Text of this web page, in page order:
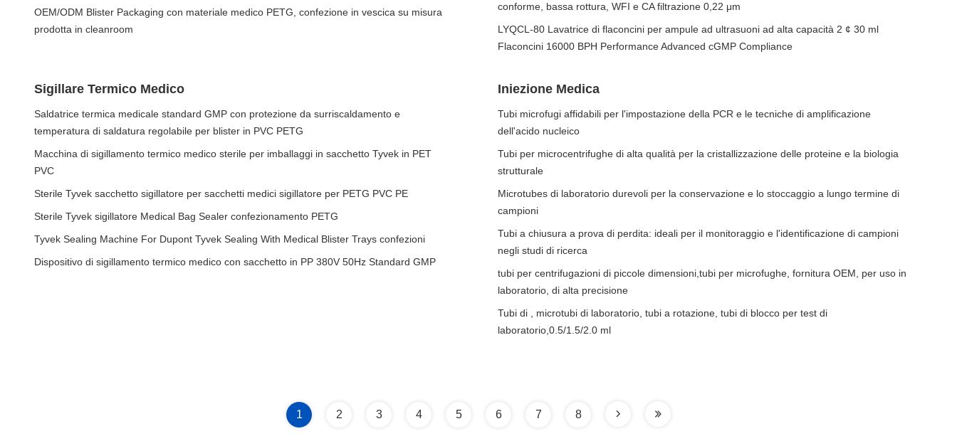
OEM/ODM Blister Packaging con materiale medico PETG, confezione in vescica su misura
prodotta in cleanroom
conforme, bassa rottura, WFI e CA filtrazione 0,22 μm
LYQCL-80 Lavatrice di flaconcini per ampule ad ultrasuoni ad alta capacità 2 ¢ 30 ml
Flaconcini 16000 BPH Performance Advanced cGMP Compliance
Sigillare Termico Medico
Saldatrice termica medicale standard GMP con protezione da surriscaldamento e
temperatura di saldatura regolabile per blister in PVC PETG
Macchina di sigillamento termico medico sterile per imballaggi in sacchetto Tyvek in PET
PVC
Sterile Tyvek sacchetto sigillatore per sacchetti medici sigillatore per PETG PVC PE
Sterile Tyvek sigillatore Medical Bag Sealer confezionamento PETG
Tyvek Sealing Machine For Dupont Tyvek Sealing With Medical Blister Trays confezioni
Dispositivo di sigillamento termico medico con sacchetto in PP 380V 50Hz Standard GMP
Iniezione Medica
Tubi microfugi affidabili per l'impostazione della PCR e le tecniche di amplificazione
dell'acido nucleico
Tubi per microcentrifughe di alta qualità per la cristallizzazione delle proteine e la biologia
strutturale
Microtubes di laboratorio durevoli per la conservazione e lo stoccaggio a lungo termine di
campioni
Tubi a chiusura a prova di perdita: ideali per il monitoraggio e l'identificazione di campioni
negli studi di ricerca
tubi per centrifugazioni di piccole dimensioni,tubi per microfughe, fornitura OEM, per uso in
laboratorio, di alta precisione
Tubi di , microtubi di laboratorio, tubi a rotazione, tubi di blocco per test di
laboratorio,0.5/1.5/2.0 ml
1 2 3 4 5 6 7 8